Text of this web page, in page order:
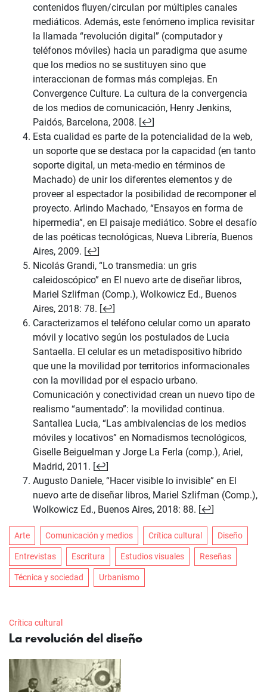
contenidos fluyen/circulan por múltiples canales
mediáticos. Además, este fenómeno implica revisitar
la llamada “revolución digital” (computador y
teléfonos móviles) hacia un paradigma que asume
que los medios no se sustituyen sino que
interaccionan de formas más complejas. En
Convergence Culture. La cultura de la convergencia
de los medios de comunicación, Henry Jenkins,
Paidós, Barcelona, 2008. [↩]
Esta cualidad es parte de la potencialidad de la web,
un soporte que se destaca por la capacidad (en tanto
soporte digital, un meta-medio en términos de
Machado) de unir los diferentes elementos y de
proveer al espectador la posibilidad de recomponer el
proyecto. Arlindo Machado, “Ensayos en forma de
hipermedia”, en El paisaje mediático. Sobre el desafío
de las poéticas tecnológicas, Nueva Librería, Buenos
Aires, 2009. [↩]
Nicolás Grandi, “Lo transmedia: un gris
caleidoscópico” en El nuevo arte de diseñar libros,
Mariel Szlifman (Comp.), Wolkowicz Ed., Buenos
Aires, 2018: 78. [↩]
Caracterizamos el teléfono celular como un aparato
móvil y locativo según los postulados de Lucia
Santaella. El celular es un metadispositivo híbrido
que une la movilidad por territorios informacionales
con la movilidad por el espacio urbano.
Comunicación y conectividad crean un nuevo tipo de
realismo “aumentado”: la movilidad continua.
Santallea Lucia, “Las ambivalencias de los medios
móviles y locativos” en Nomadismos tecnológicos,
Giselle Beiguelman y Jorge La Ferla (comp.), Ariel,
Madrid, 2011. [↩]
Augusto Daniele, “Hacer visible lo invisible” en El
nuevo arte de diseñar libros, Mariel Szlifman (Comp.),
Wolkowicz Ed., Buenos Aires, 2018: 88. [↩]
Arte Comunicación y medios Crítica cultural Diseño
Entrevistas Escritura Estudios visuales Reseñas
Técnica y sociedad Urbanismo
Crítica cultural
La revolución del diseño